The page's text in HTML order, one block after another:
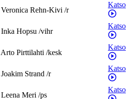
Veronica Rehn-Kivi /r
Katso
Inka Hopsu /vihr
Katso
Arto Pirttilahti /kesk
Katso
Joakim Strand /r
Katso
Leena Meri /ps
Katso